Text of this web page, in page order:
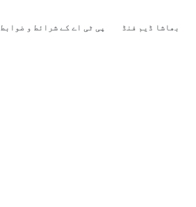
بھاشا ڈیم فنڈ پی ٹی اے کے شرائط و ضوابط